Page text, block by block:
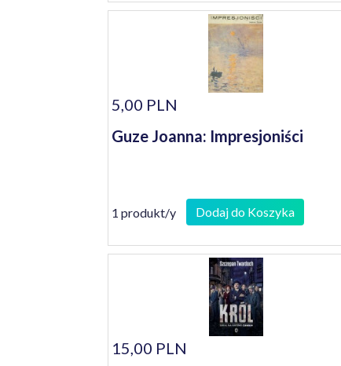
5,00 PLN
Guze Joanna: Impresjoniści
1 produkt/y Dodaj do Koszyka
15,00 PLN